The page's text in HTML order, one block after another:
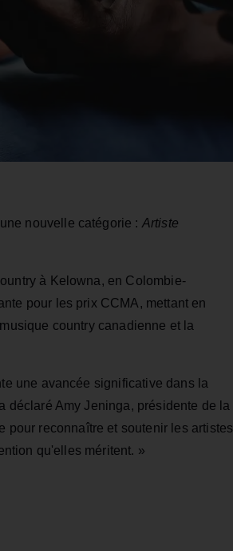
nouvelle catégorie : Artiste
à Kelowna, en Colombie-
pour les prix CCMA, mettant en
country canadienne et la
une avancée significative dans la
déclaré Amy Jeninga, présidente de la
pour reconnaître et soutenir les artistes
qu'elles méritent. »